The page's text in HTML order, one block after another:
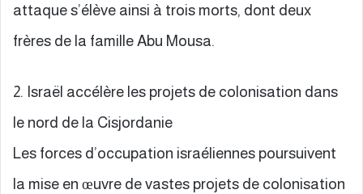
attaque s’élève ainsi à trois morts, dont deux
frères de la famille Abu Mousa.
2. Israël accélère les projets de colonisation dans
le nord de la Cisjordanie
Les forces d’occupation israéliennes poursuivent
la mise en œuvre de vastes projets de colonisation